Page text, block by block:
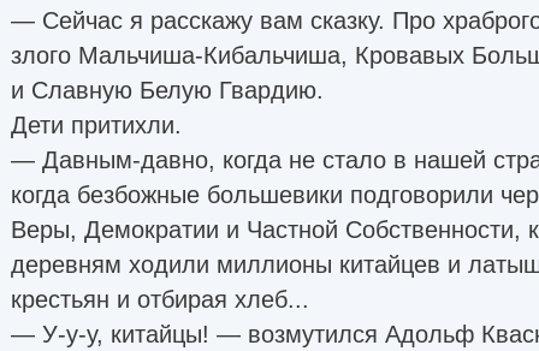
— Сейчас я расскажу вам сказку. Про
злого Мальчиша-Кибальчиша, Кровавых
и Славную Белую Гвардию.
Дети притихли.
— Давным-давно, когда не стало в нашей
когда безбожные большевики подговорили
Веры, Демократии и Частной Собственности,
деревням ходили миллионы китайцев и
крестьян и отбирая хлеб...
— У-у-у, китайцы! — возмутился Адольф